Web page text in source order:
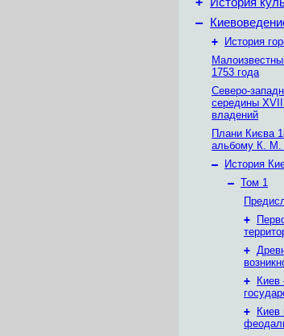
–
+
История
1753 года
Северо-
середины
владений
Плани Києва
альбому К. М.
–
История
– Том 1
+
+
+
Киев
+
Киев